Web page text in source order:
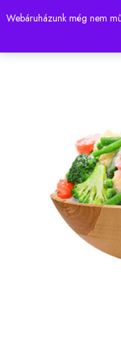
Webáruházunk még nem